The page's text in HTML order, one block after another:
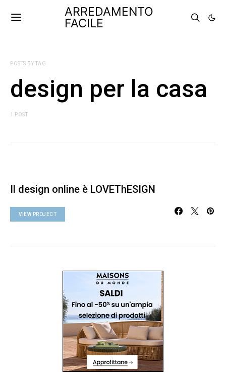
ARREDAMENTO
FACILE
POSTS BY TAG
design per la casa
1 POST
Il design online è LOVEThESIGN
VIEW PROJECT